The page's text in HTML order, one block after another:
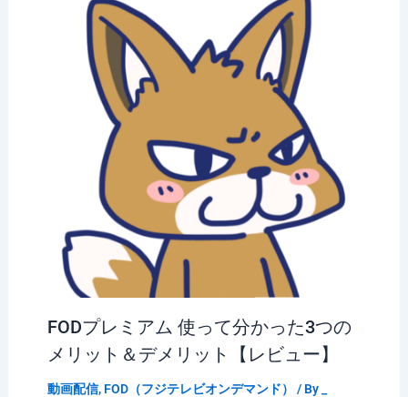
FODプレミアム 使って分かった3つの
メリット＆デメリット【レビュー】
動画配信, FOD（フジテレビオンデマンド） / By